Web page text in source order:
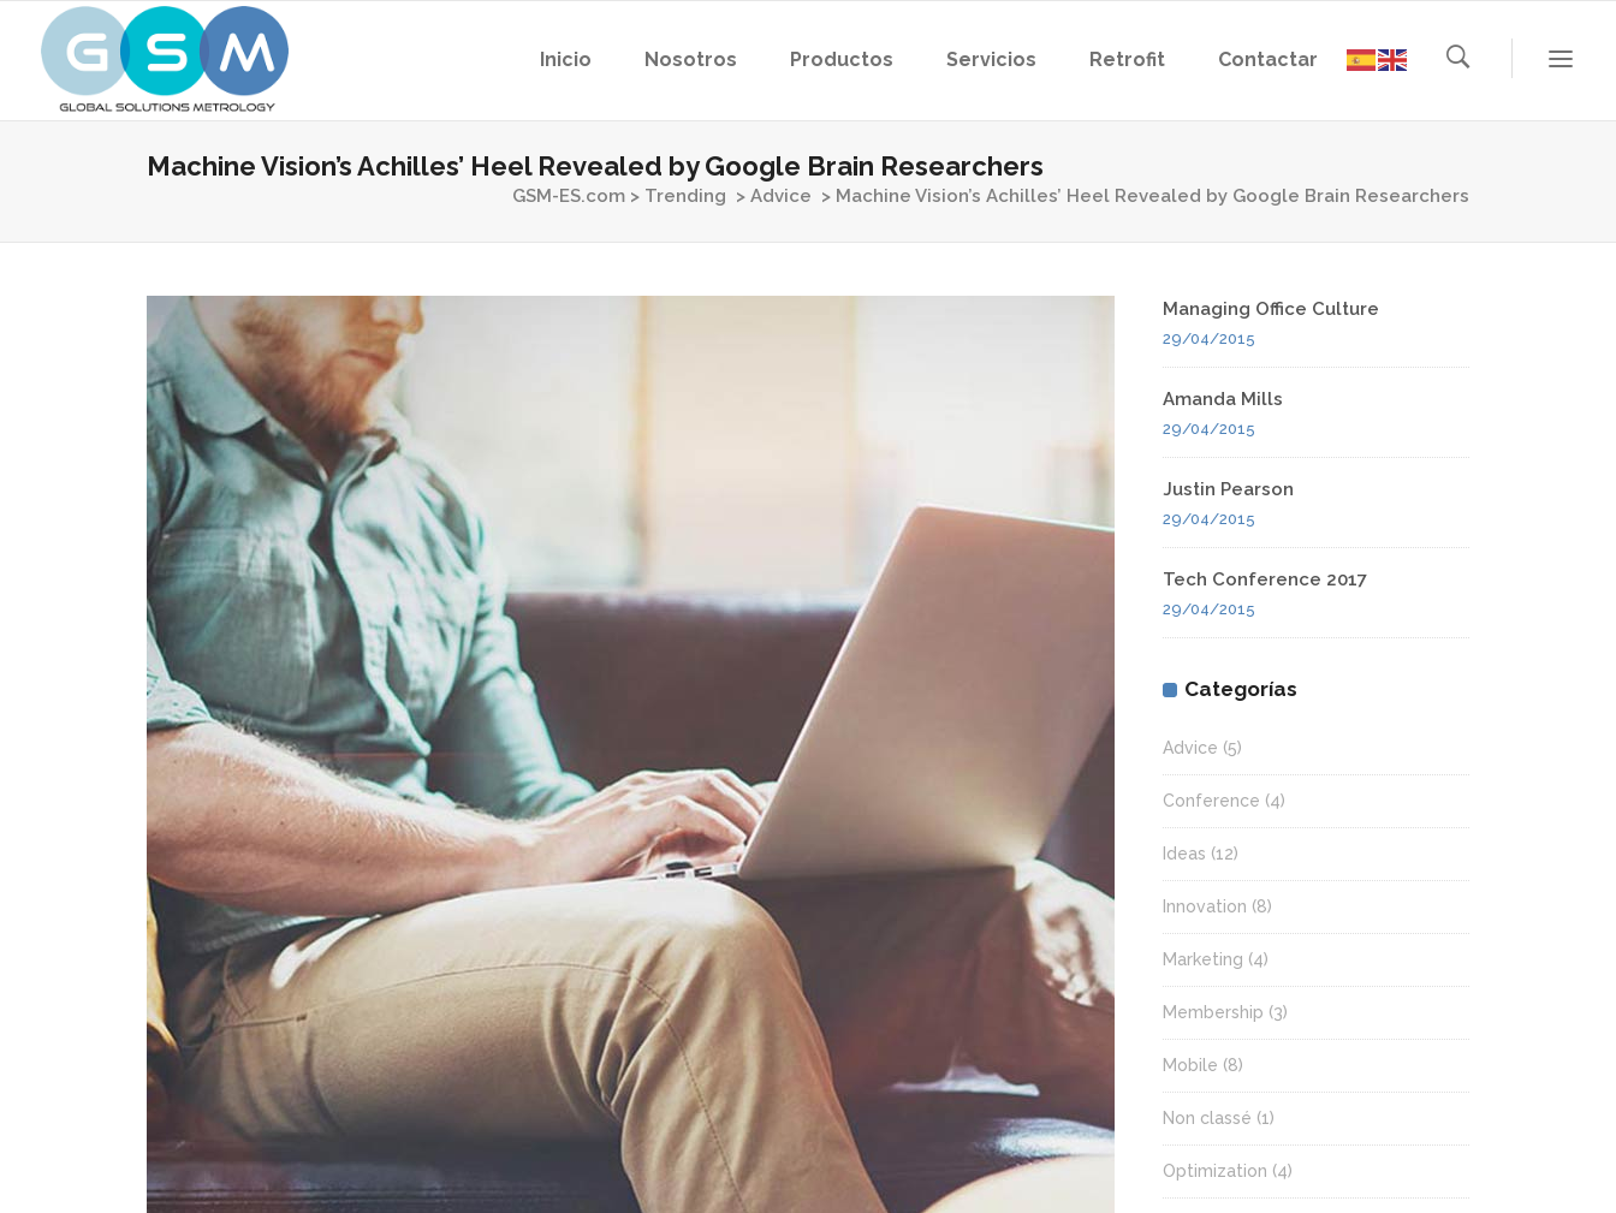
Inicio Nosotros Productos Servicios Retrofit Contactar
Machine Vision’s Achilles’ Heel Revealed by Google Brain Researchers
GSM-ES.com > Trending > Advice > Machine Vision’s Achilles’ Heel Revealed by Google Brain Researchers
Managing Office Culture
29/04/2015
Amanda Mills
29/04/2015
Justin Pearson
29/04/2015
Tech Conference 2017
29/04/2015
Categorías
Advice (5)
Conference (4)
Ideas (12)
Innovation (8)
Marketing (4)
Membership (3)
Mobile (8)
Non classé (1)
Optimization (4)